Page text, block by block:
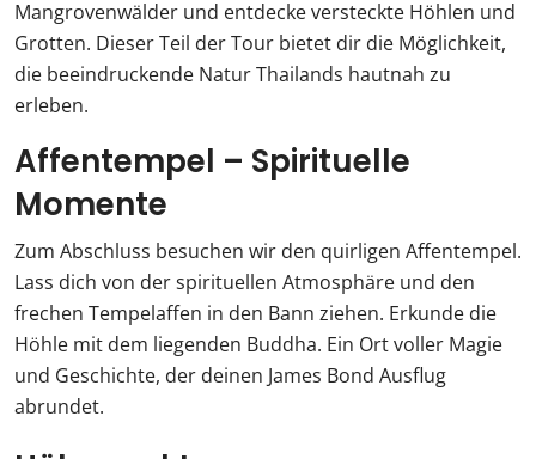
Mangrovenwälder und entdecke versteckte Höhlen und
Grotten. Dieser Teil der Tour bietet dir die Möglichkeit,
die beeindruckende Natur Thailands hautnah zu
erleben.
Affentempel – Spirituelle
Momente
Zum Abschluss besuchen wir den quirligen Affentempel.
Lass dich von der spirituellen Atmosphäre und den
frechen Tempelaffen in den Bann ziehen. Erkunde die
Höhle mit dem liegenden Buddha. Ein Ort voller Magie
und Geschichte, der deinen James Bond Ausflug
abrundet.